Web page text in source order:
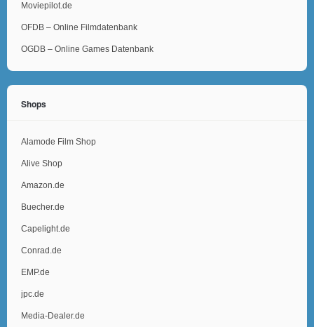
Moviepilot.de
OFDB – Online Filmdatenbank
OGDB – Online Games Datenbank
Shops
Alamode Film Shop
Alive Shop
Amazon.de
Buecher.de
Capelight.de
Conrad.de
EMP.de
jpc.de
Media-Dealer.de